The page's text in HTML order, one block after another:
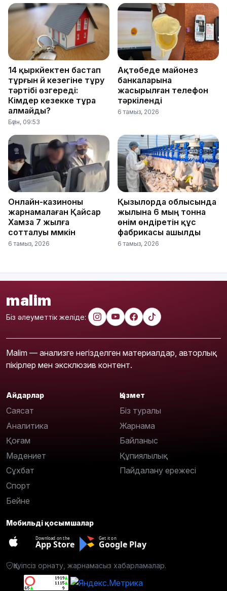
14 қыркүйектен бастап
тұрғын үй кезегіне тұру
тәртібі өзгереді:
Кімдер кезекке тұра
алмайды?
Бүгін, 09:53
Ақтөбеде майонез
банкаларына
жасырылған телефон
тәркіленді
6 тамыз, 2026
Онлайн-казиноны
жарнамалаған Қайсар
Хамза 7 жылға
сотталуы мүмкін
6 тамыз, 2026
Қызылорда облысында
жылына 6 мың тонна
өнім өндіретін құс
фабрикасы ашылды
6 тамыз, 2026
malim
Біз әлеуметтік желіде:
Malim — анализге негізделген материалдар, авторлық
пікірлер мен эксклюзив контент.
Айдарлар
Саясат
Аналитика
Қоғам
Мәдениет
Сұхбат
Спорт
Бейне
Қызмет
Біз туралы
Жарнама
Байланыс
Құпиялылық
Пайдалану ережесі
Мобильді қосымшалар
Download on the
App Store
Get it on
Google Play
Қауіпсіз орнату, жарнамасыз хабарламалар.